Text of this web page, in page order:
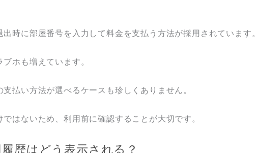
時に部屋番号を入力して料金を支払う方法が採用されています
ホも増えています。
払い方法が選べるケースも珍しくありません。
はないため、利用前に確認することが大切です。
歴はどう表示される？